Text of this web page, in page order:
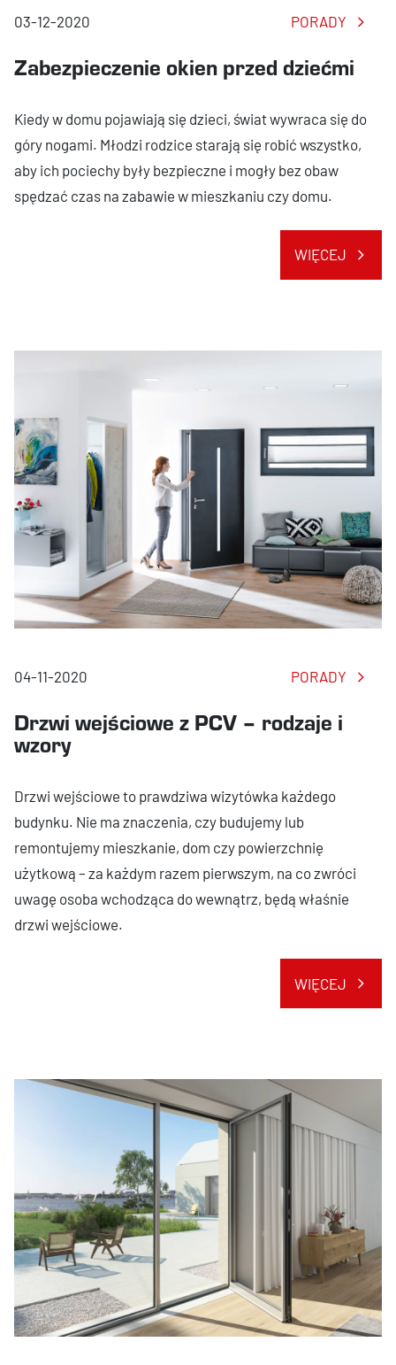
03-12-2020 PORADY
Zabezpieczenie okien przed dziećmi
Kiedy w domu pojawiają się dzieci, świat wywraca się do
góry nogami. Młodzi rodzice starają się robić wszystko,
aby ich pociechy były bezpieczne i mogły bez obaw
spędzać czas na zabawie w mieszkaniu czy domu.
WIĘCEJ
04-11-2020 PORADY
Drzwi wejściowe z PCV – rodzaje i
wzory
Drzwi wejściowe to prawdziwa wizytówka każdego
budynku. Nie ma znaczenia, czy budujemy lub
remontujemy mieszkanie, dom czy powierzchnię
użytkową – za każdym razem pierwszym, na co zwróci
uwagę osoba wchodząca do wewnątrz, będą właśnie
drzwi wejściowe.
WIĘCEJ